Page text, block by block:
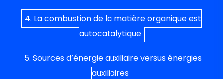
4. La combustion de la matière organique est
autocatalytique
5. Sources d’énergie auxiliaire versus énergies
auxiliaires